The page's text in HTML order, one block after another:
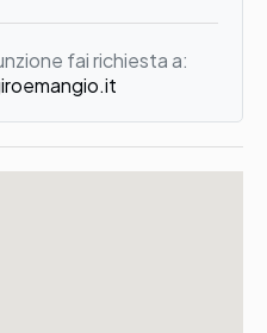
fai richiesta a: